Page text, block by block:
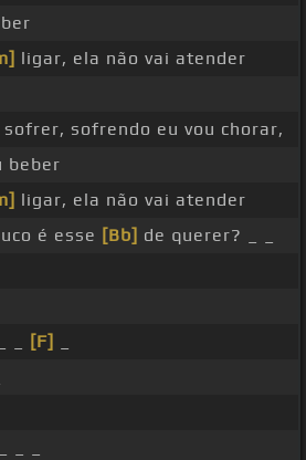
ligar, ela não vai atender
sofrer, sofrendo eu vou chorar,
beber
ligar, ela não vai atender
é esse [Bb] de querer? _ _
[F]